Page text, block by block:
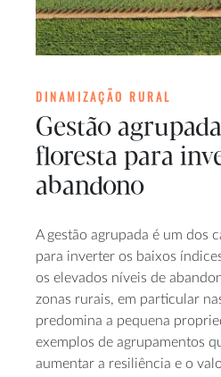
DINAMIZAÇÃO RURAL
Gestão
floresta para
abandono
A gestão agrupada é um dos
para inverter os baixos
os elevados níveis de
zonas rurais, em particular
predomina a pequena
exemplos de agrupamentos
aumentar a resiliência e o